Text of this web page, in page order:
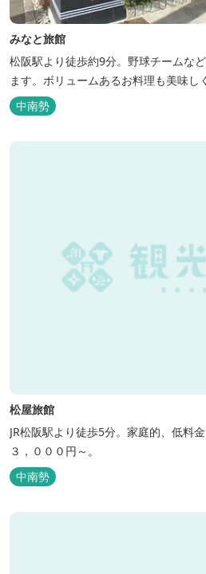
みなと旅館
松阪駅より徒歩約9分。野球チームな
ます。ボリュームあるお料理も美味し
中南勢
松屋旅館
JR松阪駅より徒歩5分。家庭的、低料
３，０００円～。
中南勢